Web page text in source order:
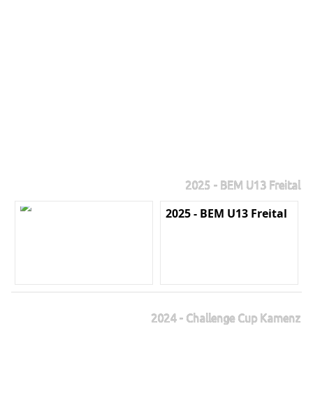
2025 - BEM U13 Freital
2025 - BEM U13 Freital
2024 - Challenge Cup Kamenz